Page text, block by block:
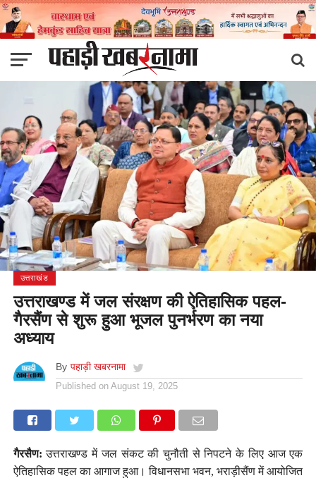
उत्तराखंड
उत्तराखण्ड में जल संरक्षण की ऐतिहासिक पहल-
गैरसैंण से शुरू हुआ भूजल पुनर्भरण का नया
अध्याय
By पहाड़ी खबरनामा
Published on August 19, 2025
गैरसैण: उत्तराखण्ड में जल संकट की चुनौती से निपटने के लिए आज एक
ऐतिहासिक पहल का आगाज हुआ। विधानसभा भवन, भराड़ीसैंण में आयोजित